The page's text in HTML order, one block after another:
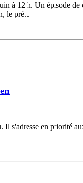
à 12 h. Un épisode
le pré...
s'adresse en priorité